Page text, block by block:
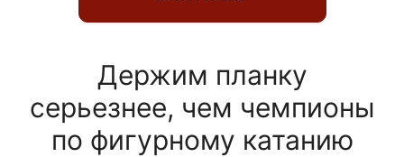
Держим планку
серьезнее, чем чемпионы
по фигурному катанию